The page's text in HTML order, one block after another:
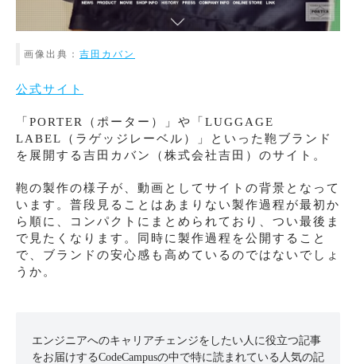
画像出典： 吉田カバン
公式サイト
「PORTER（ポーター）」や「LUGGAGE
LABEL（ラゲッジレーベル）」といった鞄ブランド
を展開する吉田カバン（株式会社吉田）のサイト。
鞄の製作の様子が、動画としてサイトの背景となって
います。普段見ることはあまりない製作過程が最初か
ら順に、コンパクトにまとめられており、つい最後ま
で見たくなります。同時に製作過程を公開すること
で、ブランドの安心感も高めているのではないでしょ
うか。
エンジニアへのキャリアチェンジをしたい人に役立つ記事
をお届けするCodeCampusの中で特に読まれている人気の記